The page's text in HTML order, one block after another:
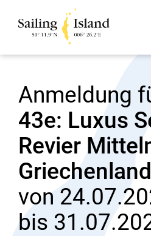
Anmeldung
43e: Luxus
Revier
von
bis